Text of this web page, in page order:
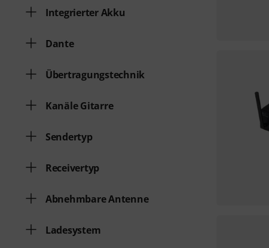
Integrierter Akku
Dante
Übertragungstechnik
Kanäle Gitarre
Sendertyp
Receivertyp
Abnehmbare Antenne
Ladesystem